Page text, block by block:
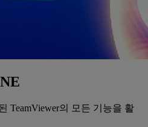
TeamViewer의 모든 기능을 활